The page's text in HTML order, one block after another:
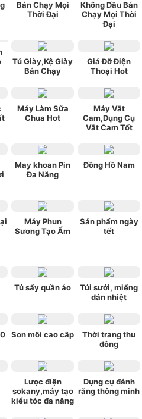
Bán Chạy Mọi
Thời Đại
Không Dầu Bán
Chạy Mọi Thời
Đại
Tủ Giày,Kệ Giày
Bán Chạy
Giá Đỡ Điện
Thoại Hot
Máy Làm Sữa
Chua Hot
Máy Vắt
Cam,Dụng Cụ
Vắt Cam Tốt
May khoan Pin
Đa Năng
Đồng Hồ Nam
Máy Phun
Sương Tạo Ẩm
Sản phẩm ngày
tết
Tủ sấy quần áo
Túi sưởi, miếng
dán nhiệt
Son môi cao câp
Thời trang thu
đông
Lược điện
sokany,máy tạo
kiểu tóc đa năng
Dụng cụ đánh
răng thông minh